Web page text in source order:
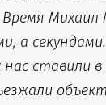
Время
а
нас ставили